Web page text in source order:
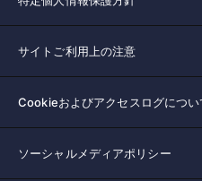
サイトご利用上の注意
Cookieおよびアクセスログについ
ソーシャルメディアポリシー